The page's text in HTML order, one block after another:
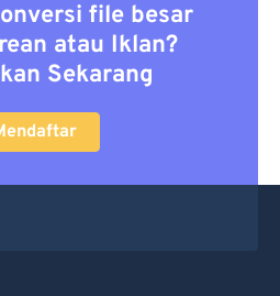
file besar
atau Iklan?
Sekarang